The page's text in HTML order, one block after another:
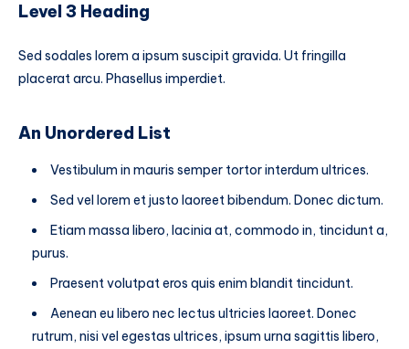
Level 3 Heading
Sed sodales lorem a ipsum suscipit gravida. Ut fringilla
placerat arcu. Phasellus imperdiet.
An Unordered List
Vestibulum in mauris semper tortor interdum ultrices.
Sed vel lorem et justo laoreet bibendum. Donec dictum.
Etiam massa libero, lacinia at, commodo in, tincidunt a,
purus.
Praesent volutpat eros quis enim blandit tincidunt.
Aenean eu libero nec lectus ultricies laoreet. Donec
rutrum, nisi vel egestas ultrices, ipsum urna sagittis libero,